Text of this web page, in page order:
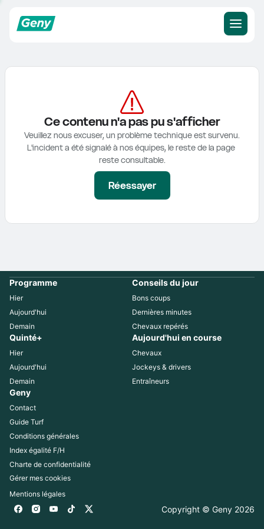
Ce contenu n'a pas pu s'afficher
Veuillez nous excuser, un problème technique est survenu.
L'incident a été signalé à nos équipes, le reste de la page
reste consultable.
Réessayer
Programme
Hier
Aujourd'hui
Demain
Conseils du jour
Bons coups
Dernières minutes
Chevaux repérés
Quinté+
Hier
Aujourd'hui
Demain
Aujourd'hui en course
Chevaux
Jockeys & drivers
Entraîneurs
Geny
Contact
Guide Turf
Conditions générales
Index égalité F/H
Charte de confidentialité
Gérer mes cookies
Mentions légales
Copyright © Geny 2026